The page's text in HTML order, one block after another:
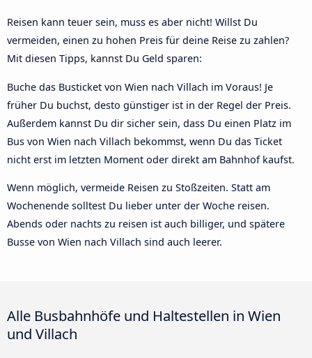
Reisen kann teuer sein, muss es aber nicht! Willst Du
vermeiden, einen zu hohen Preis für deine Reise zu zahlen?
Mit diesen Tipps, kannst Du Geld sparen:
Buche das Busticket von Wien nach Villach im Voraus! Je
früher Du buchst, desto günstiger ist in der Regel der Preis.
Außerdem kannst Du dir sicher sein, dass Du einen Platz im
Bus von Wien nach Villach bekommst, wenn Du das Ticket
nicht erst im letzten Moment oder direkt am Bahnhof kaufst.
Wenn möglich, vermeide Reisen zu Stoßzeiten. Statt am
Wochenende solltest Du lieber unter der Woche reisen.
Abends oder nachts zu reisen ist auch billiger, und spätere
Busse von Wien nach Villach sind auch leerer.
Alle Busbahnhöfe und Haltestellen in Wien
und Villach